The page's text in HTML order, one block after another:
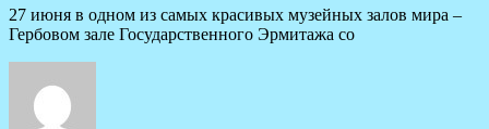
27 июня в одном из самых красивых музейных залов мира –
Гербовом зале Государственного Эрмитажа со